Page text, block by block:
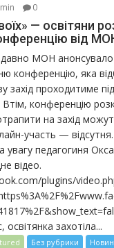
0
— освітяни
від
МОН анонсувало
конференцію, яка
захід проходитиме
конференцію
на захід
участь —
увагу педагогиня
відео.
plugins/
захотіла...
Без рубрики